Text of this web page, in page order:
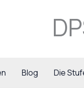
Blog Die